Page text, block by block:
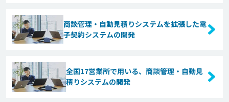
商談管理・自動見積りシステムを拡張した電
子契約システムの開発
全国17営業所で用いる、商談管理・自動見
積りシステムの開発